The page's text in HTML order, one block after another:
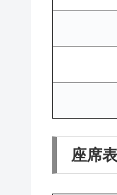
座席